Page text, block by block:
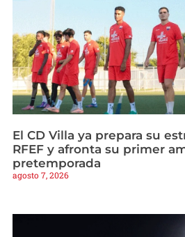
El CD Villa ya prepara su
RFEF y afronta su primer
pretemporada
agosto 7, 2026